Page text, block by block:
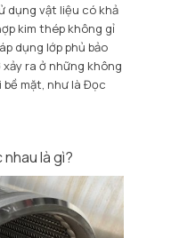
dụng vật liệu có khả
kim thép không gỉ
dụng lớp phủ bảo
ra ở những không
bề mặt, như làĐọc
là gì?